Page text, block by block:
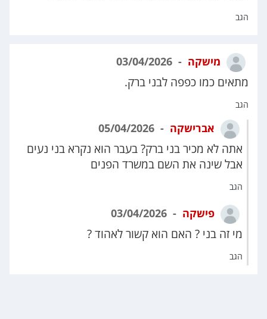
הגב
מישקה
מתאים כמו כפפה לבני ברק.
הגב
אברישקה
אתה לא מכיר בני ברק? בעבר הוא נקרא בני נעים
אבל שינה את השם במשרד הפנים
הגב
פישקה
מי זה בני ? האם הוא קשור לאהוד ?
הגב